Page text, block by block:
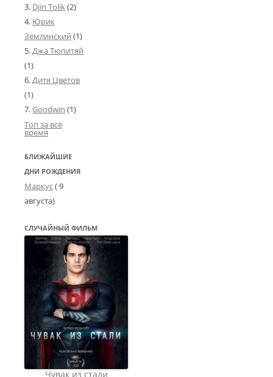
Djin Tolik(2)
Юрик
Землинский (1)
Джа Тюпитяй
(1)
Дитя Цветов
(1)
Goodwin (1)
Топ за всё
время
БЛИЖАЙШИЕ
ДНИ РОЖДЕНИЯ
Маркус( 9
августа)
СЛУЧАЙНЫЙ ФИЛЬМ
Чувак из стали